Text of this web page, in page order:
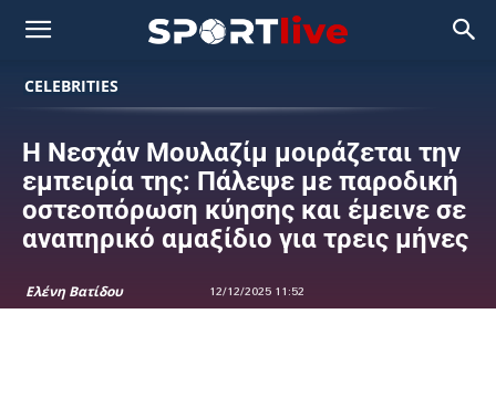
CELEBRITIES
Η Νεσχάν Μουλαζίμ μοιράζεται την
εμπειρία της: Πάλεψε με παροδική
οστεοπόρωση κύησης και έμεινε σε
αναπηρικό αμαξίδιο για τρεις μήνες
Ελένη Βατίδου 12/12/2025 11:52